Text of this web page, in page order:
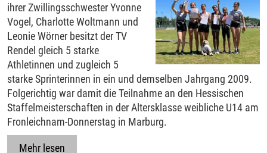
ihrer Zwillingsschwester Yvonne
Vogel, Charlotte Woltmann und
Leonie Wörner besitzt der TV
Rendel gleich 5 starke
Athletinnen und zugleich 5
starke Sprinterinnen in ein und demselben Jahrgang 2009.
Folgerichtig war damit die Teilnahme an den Hessischen
Staffelmeisterschaften in der Altersklasse weibliche U14 am
Fronleichnam-Donnerstag in Marburg.
Mehr lesen